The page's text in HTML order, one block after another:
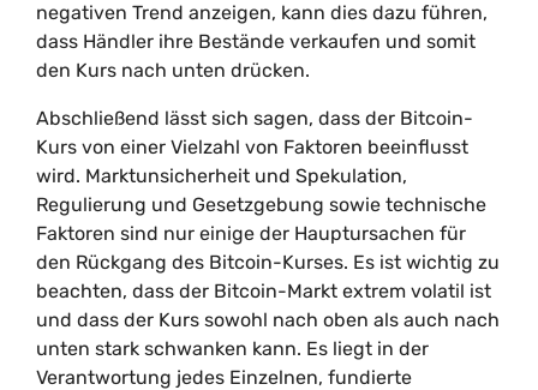
negativen Trend anzeigen, kann dies dazu führen,
dass Händler ihre Bestände verkaufen und somit
den Kurs nach unten drücken.
Abschließend lässt sich sagen, dass der Bitcoin-
Kurs von einer Vielzahl von Faktoren beeinflusst
wird. Marktunsicherheit und Spekulation,
Regulierung und Gesetzgebung sowie technische
Faktoren sind nur einige der Hauptursachen für
den Rückgang des Bitcoin-Kurses. Es ist wichtig zu
beachten, dass der Bitcoin-Markt extrem volatil ist
und dass der Kurs sowohl nach oben als auch nach
unten stark schwanken kann. Es liegt in der
Verantwortung jedes Einzelnen, fundierte